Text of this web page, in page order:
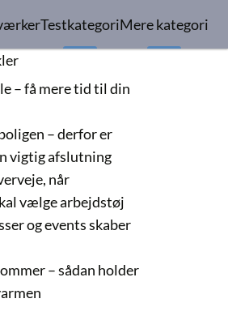
TestkategoriMere kategori
– få mere tid til din
– derfor er
vigtig afslutning
når
vælge arbejdstøj
og events skaber
– sådan holder